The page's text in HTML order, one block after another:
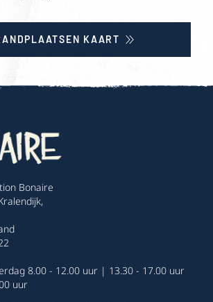
KAART
Bonaire
8.00 - 12.00 uur | 13.30 - 17.00 uur
uur